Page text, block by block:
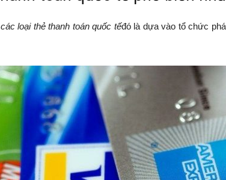
các loại thẻ thanh toán quốc tếđó là dựa vào tổ chức